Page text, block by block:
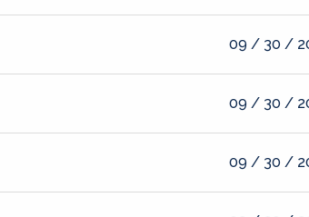
09 / 30 /
09 / 30 /
09 / 30 /